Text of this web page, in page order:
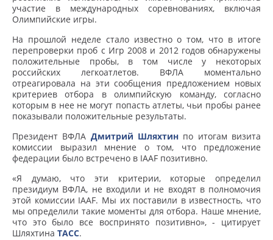
участие в международных соревнованиях, включая
Олимпийские игры.
На прошлой неделе стало известно о том, что в итоге
перепроверки проб с Игр 2008 и 2012 годов обнаружены
положительные пробы, в том числе у некоторых
российских легкоатлетов. ВФЛА моментально
отреагировала на эти сообщения предложением новых
критериев отбора в олимпийскую команду, согласно
которым в нее не могут попасть атлеты, чьи пробы ранее
показывали положительные результаты.
Президент ВФЛА Дмитрий Шляхтин по итогам визита
комиссии выразил мнение о том, что предложение
федерации было встречено в IAAF позитивно.
«Я думаю, что эти критерии, которые определил
президиум ВФЛА, не входили и не входят в полномочия
этой комиссии IAAF. Мы их поставили в известность, что
мы определили такие моменты для отбора. Наше мнение,
что это было все воспринято позитивно», - цитирует
Шляхтина ТАСС.